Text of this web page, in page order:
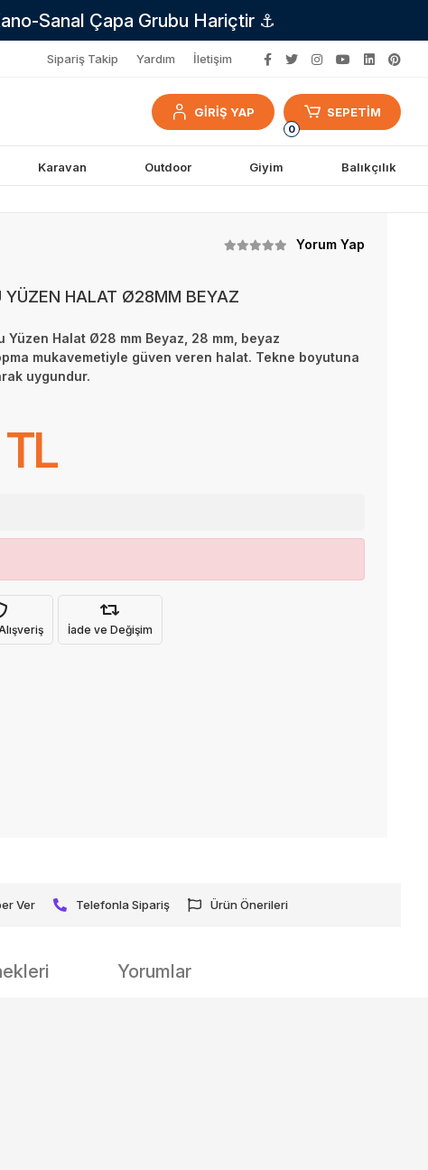
Sanal Çapa Grubu Hariçtir ⚓
Sipariş Takip Yardım İletişim
GİRİŞ YAP
0
SEPETİM
Karavan Outdoor Giyim Balıkçılık
Yorum Yap
YÜZEN HALAT Ø28MM BEYAZ
Yüzen Halat Ø28 mm Beyaz, 28 mm, beyaz
mukavemetiyle güven veren halat. Tekne boyutuna
uygundur.
İade ve Değişim
Ver Telefonla Sipariş Ürün Önerileri
Yorumlar